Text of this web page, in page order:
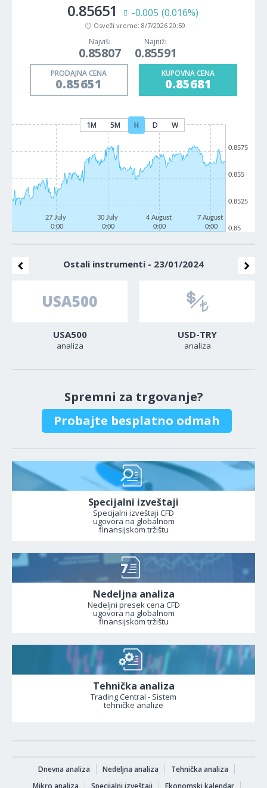
0.85651 -0.005 (0.016%)
Osveži vreme: 8/7/2026 20:59
Najviši
0.85807
Najniži
0.85591
PRODAJNA CENA
0.85651
KUPOVNA CENA
0.85681
1M 5M H D W
27 July
0:00
30 July
0:00
4 August
0:00
7 August
0:00
0.85
0.8525
0.855
0.8575
Ostali instrumenti - 23/01/2024
USA500
analiza
USD-TRY
analiza
Spremni za trgovanje?
Probajte besplatno odmah
Specijalni izveštaji
Specijalni izveštaji CFD
ugovora na globalnom
finansijskom tržištu
Nedeljna analiza
Nedeljni presek cena CFD
ugovora na globalnom
finansijskom tržištu
Tehnička analiza
Trading Central - Sistem
tehničke analize
Dnevna analiza Nedeljna analiza
Tehnička analiza
Mikro analiza
Specijalni izveštaji Ekonomski kalendar